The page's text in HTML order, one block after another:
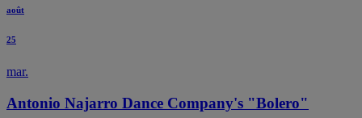
août
25
mar.
Antonio Najarro Dance Company's "Bolero"